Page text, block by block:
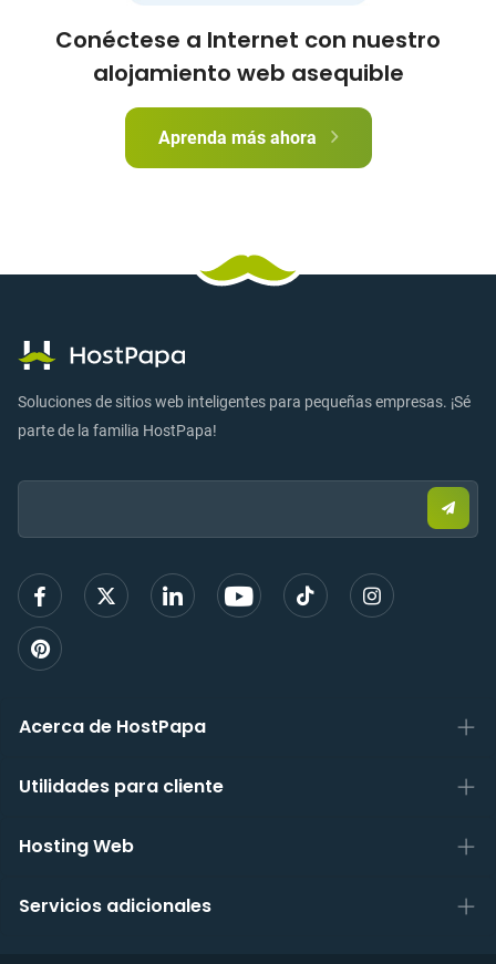
Conéctese a Internet con nuestro
alojamiento web asequible
Aprenda más ahora
Soluciones de sitios web inteligentes para pequeñas empresas. ¡Sé
parte de la familia HostPapa!
Email:
para
Acerca de HostPapa
Utilidades para cliente
Hosting Web
Servicios adicionales